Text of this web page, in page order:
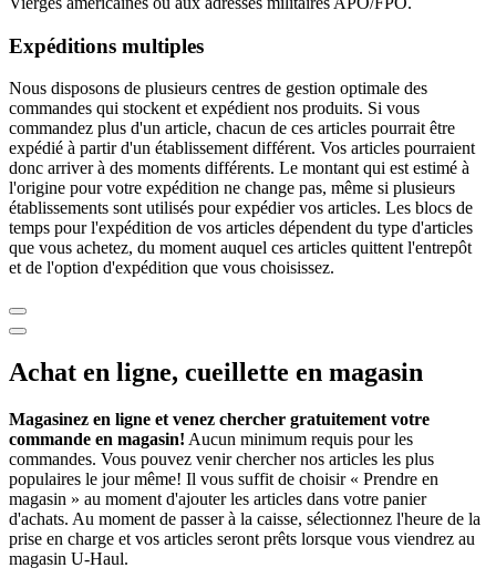
Expéditions multiples
Nous disposons de plusieurs centres de gestion optimale des
commandes qui stockent et expédient nos produits. Si vous
commandez plus d'un article, chacun de ces articles pourrait être
expédié à partir d'un établissement différent. Vos articles pourraient
donc arriver à des moments différents. Le montant qui est estimé à
l'origine pour votre expédition ne change pas, même si plusieurs
établissements sont utilisés pour expédier vos articles. Les blocs de
temps pour l'expédition de vos articles dépendent du type d'articles
que vous achetez, du moment auquel ces articles quittent l'entrepôt
et de l'option d'expédition que vous choisissez.
Achat en ligne, cueillette en magasin
Magasinez en ligne et venez chercher gratuitement votre
commande en magasin! Aucun minimum requis pour les
commandes. Vous pouvez venir chercher nos articles les plus
populaires le jour même! Il vous suffit de choisir « Prendre en
magasin » au moment d'ajouter les articles dans votre panier
d'achats. Au moment de passer à la caisse, sélectionnez l'heure de la
prise en charge et vos articles seront prêts lorsque vous viendrez au
magasin U-Haul.